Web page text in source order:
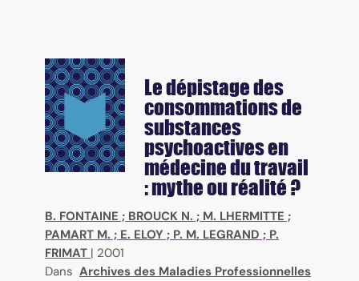
Le dépistage des
consommations de
substances
psychoactives en
médecine du travail
: mythe ou réalité ?
B. FONTAINE ; BROUCK N. ; M. LHERMITTE ;
PAMART M. ; E. ELOY ; P. M. LEGRAND ; P.
FRIMAT | 2001
Dans Archives des Maladies Professionnelles